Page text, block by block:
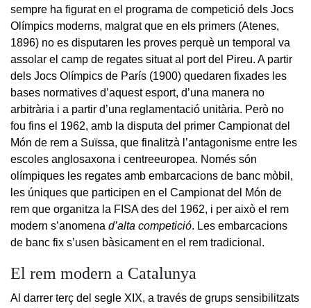
sempre ha figurat en el programa de competició dels Jocs
Olímpics moderns, malgrat que en els primers (Atenes,
1896) no es disputaren les proves perquè un temporal va
assolar el camp de regates situat al port del Pireu. A partir
dels Jocs Olímpics de París (1900) quedaren fixades les
bases normatives d’aquest esport, d’una manera no
arbitrària i a partir d’una reglamentació unitària. Però no
fou fins el 1962, amb la disputa del primer Campionat del
Món de rem a Suïssa, que finalitzà l’antagonisme entre les
escoles anglosaxona i centreeuropea. Només són
olímpiques les regates amb embarcacions de banc mòbil,
les úniques que participen en el Campionat del Món de
rem que organitza la FISA des del 1962, i per això el rem
modern s’anomena d’alta competició. Les embarcacions
de banc fix s’usen bàsicament en el rem tradicional.
El rem modern a Catalunya
Al darrer terç del segle XIX, a través de grups sensibilitzats